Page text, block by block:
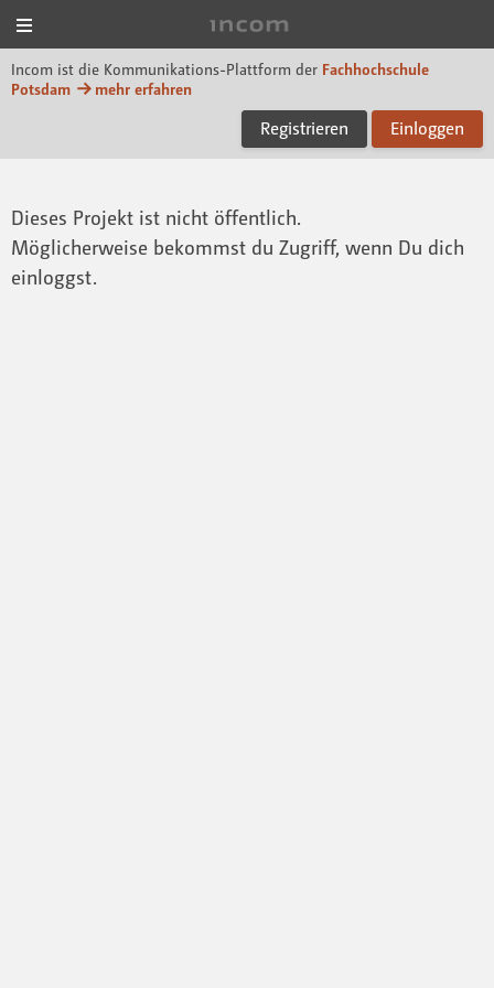
Incom ist die Kommunikations-Plattform der Fachhochschule
Potsdam
mehr erfahren
Registrieren Einloggen
Dieses Projekt ist nicht öffentlich.
Möglicherweise bekommst du Zugriff, wenn Du dich
einloggst.